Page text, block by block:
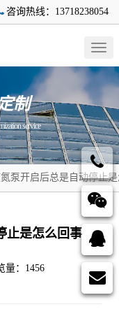
咨询热线：13718238054
制
service
氮泵开启后总是自动停止
止是怎么回事
量：1456